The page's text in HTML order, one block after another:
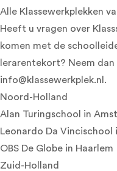
Alle Klassewerkplekken
Heeft u vragen over
komen met de
lerarentekort? Neem
info@klassewerkplek.nl .
Noord-Holland
Alan Turingschool
in
Leonardo Da Vincischool
OBS De Globe in Haarlem
Zuid-Holland